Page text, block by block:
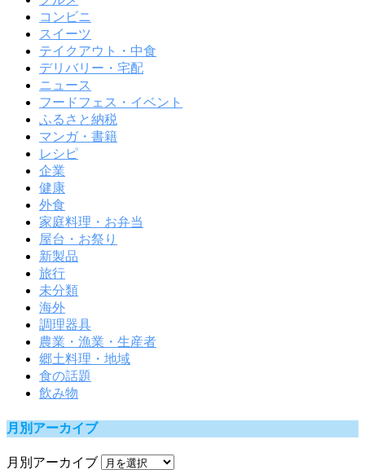
コンビニ
スイーツ
テイクアウト・中食
デリバリー・宅配
ニュース
フードフェス・イベント
ふるさと納税
マンガ・書籍
レシピ
企業
健康
外食
家庭料理・お弁当
屋台・お祭り
新製品
旅行
未分類
海外
調理器具
農業・漁業・生産者
郷土料理・地域
食の話題
飲み物
月別アーカイブ
月別アーカイブ